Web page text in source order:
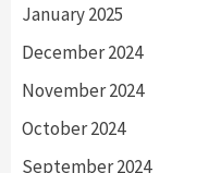
January 2025
December 2024
November 2024
October 2024
September 2024